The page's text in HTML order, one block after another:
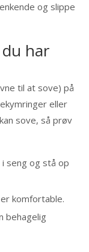
og slippe
har
til at sove) på
eller
sove, så prøv
seng og stå op
komfortable.
behagelig